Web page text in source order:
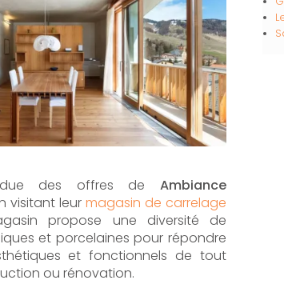
des offres de Ambiance
visitant leur magasin de carrelage
propose une diversité de
et porcelaines pour répondre
et fonctionnels de tout
ou rénovation.